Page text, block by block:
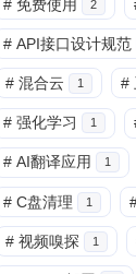
# 免费使用 2
# API接口设计规范
# 混合云 1 #
# 强化学习 1
# AI翻译应用 1
# C盘清理 1
# 视频嗅探 1